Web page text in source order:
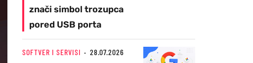
znači simbol trozupca
pored USB porta
SOFTVER I SERVISI 28.07.2026